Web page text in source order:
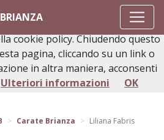
indietro
Carate Brianza Liliana Fabris
terzi da questo utilizzati si
al funzionamento ed utili
cookie policy. Chiudendo questo
pagina, cliccando su un link o
in altra maniera, acconsenti
Ulteriori informazioni OK